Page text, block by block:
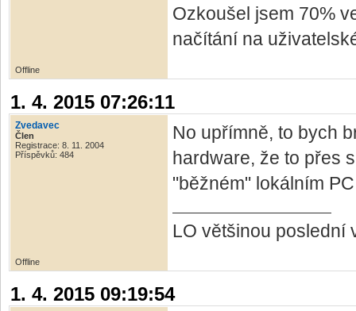
Ozkoušel jsem 70%
načítání na
Offline
1. 4. 2015 07:26:11
Zvedavec
Člen
Registrace: 8. 11. 2004
Příspěvků: 484
No upřímně, to bych
hardware, že to přes
"běžném" lokálním
LO většinou poslední
Offline
1. 4. 2015 09:19:54